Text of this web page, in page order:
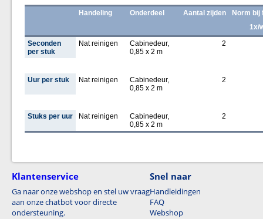
Handeling Onderdeel Aantal zijden
Norm bij
1x/
Seconden
per stuk
Nat reinigen
Cabinedeur,
0,85 x 2 m
2
Uur per stuk Nat reinigen
Cabinedeur,
0,85 x 2 m
2
Stuks per uur Nat reinigen
Cabinedeur,
0,85 x 2 m
2
Klantenservice
Ga naar onze webshop en stel uw vraag
aan onze chatbot voor directe
ondersteuning.
Snel naar
Handleidingen
FAQ
Webshop